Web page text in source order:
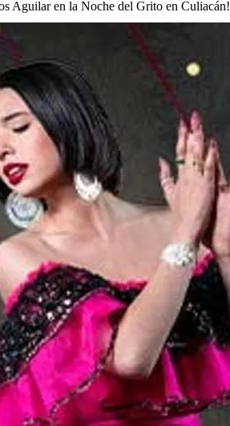
Aguilar en la Noche del Grito en Culiacán!